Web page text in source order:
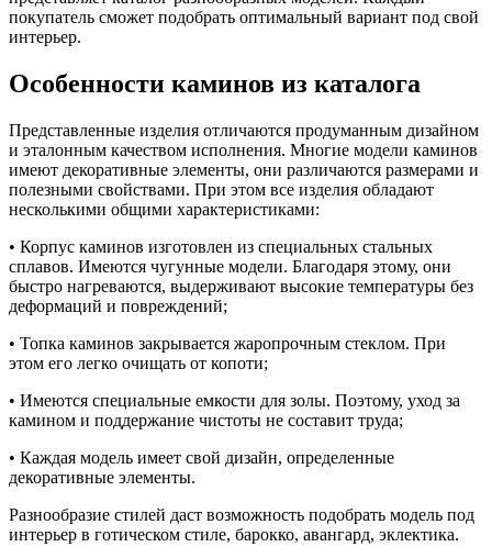
покупатель сможет подобрать оптимальный вариант под свой
интерьер.
Особенности каминов из каталога
Представленные изделия отличаются продуманным дизайном
и эталонным качеством исполнения. Многие модели каминов
имеют декоративные элементы, они различаются размерами и
полезными свойствами. При этом все изделия обладают
несколькими общими характеристиками:
• Корпус каминов изготовлен из специальных стальных
сплавов. Имеются чугунные модели. Благодаря этому, они
быстро нагреваются, выдерживают высокие температуры без
деформаций и повреждений;
• Топка каминов закрывается жаропрочным стеклом. При
этом его легко очищать от копоти;
• Имеются специальные емкости для золы. Поэтому, уход за
камином и поддержание чистоты не составит труда;
• Каждая модель имеет свой дизайн, определенные
декоративные элементы.
Разнообразие стилей даст возможность подобрать модель под
интерьер в готическом стиле, барокко, авангард, эклектика.